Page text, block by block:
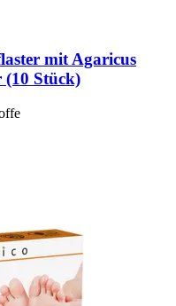
mit Agaricus
(10 Stück)